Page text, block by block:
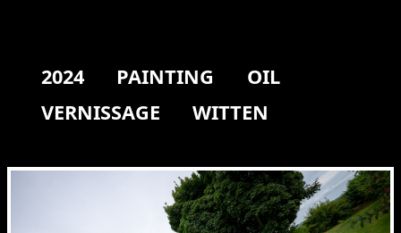
2024 PAINTING
OIL
VERNISSAGE
WITTEN